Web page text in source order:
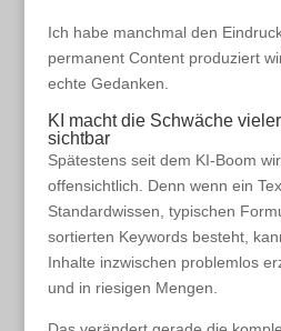
Ich habe manchmal den
permanent Content produziert
echte Gedanken.
KI macht die Schwäche
sichtbar
Spätestens seit dem KI-Boom
offensichtlich. Denn wenn ein
Standardwissen, typischen
sortierten Keywords besteht,
Inhalte inzwischen problemlos
und in riesigen Mengen.